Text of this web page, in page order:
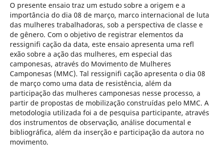
O presente ensaio traz um estudo sobre a origem e a
importância do dia 08 de março, marco internacional de luta
das mulheres trabalhadoras, sob a perspectiva de classe e
de gênero. Com o objetivo de registrar elementos da
ressignifi cação da data, este ensaio apresenta uma refl
exão sobre a ação das mulheres, em especial das
camponesas, através do Movimento de Mulheres
Camponesas (MMC). Tal ressignifi cação apresenta o dia 08
de março como uma data de resistência, além da
participação das mulheres camponesas nesse processo, a
partir de propostas de mobilização construídas pelo MMC. A
metodologia utilizada foi a de pesquisa participante, através
dos instrumentos de observação, análise documental e
bibliográfica, além da inserção e participação da autora no
movimento.